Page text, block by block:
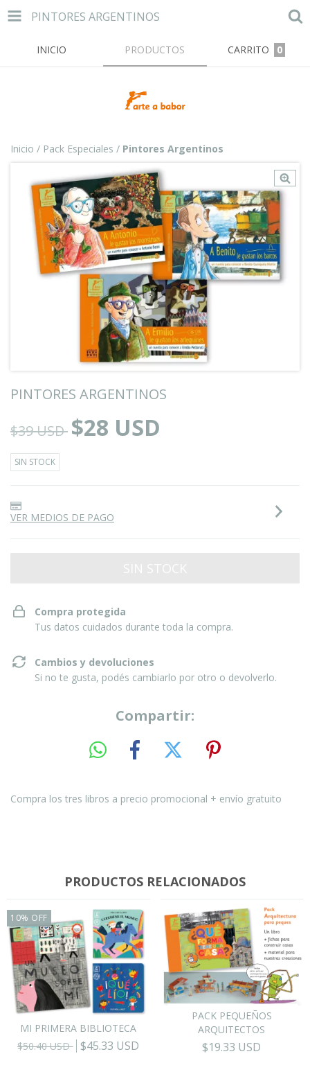
PINTORES ARGENTINOS
INICIO PRODUCTOS CARRITO 0
Inicio / Pack Especiales / Pintores Argentinos
PINTORES ARGENTINOS
$39 USD $28 USD
SIN STOCK
VER MEDIOS DE PAGO
Compra protegida
Tus datos cuidados durante toda la compra.
Cambios y devoluciones
Si no te gusta, podés cambiarlo por otro o devolverlo.
Compartir:
Compra los tres libros a precio promocional + envío gratuito
PRODUCTOS RELACIONADOS
10% OFF
MI PRIMERA BIBLIOTECA
$50.40 USD
$45.33 USD
PACK PEQUEÑOS
ARQUITECTOS
$19.33 USD